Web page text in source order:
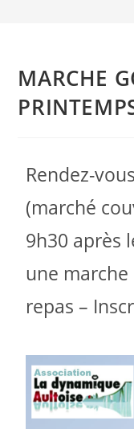
MARCHE
Rendez-
(marché
9h30 après
une marche
repas –